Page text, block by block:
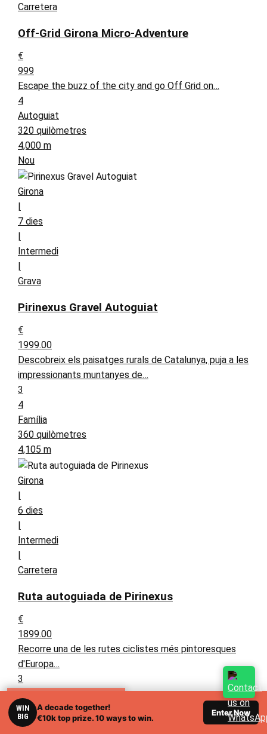
RELATED TOURS
Carretera
Off-Grid Girona Micro-Adventure
€
999
Escape the buzz of the city and go Off Grid on…
4
Autoguiat
320 quilòmetres
4,000 m
Nou
Girona
|
7 dies
|
Intermedi
|
Grava
Pirinexus Gravel Autoguiat
€
1999.00
Descobreix els paisatges rurals de Catalunya, puja a les
impressionants muntanyes de…
3
4
Família
360 quilòmetres
4,105 m
Girona
|
6 dies
|
Intermedi
|
Carretera
Ruta autoguiada de Pirinexus
€
1899.00
Recorre una de les rutes ciclistes més pintoresques
d'Europa…
3
Autoguiat
343 quilòmetres
WIN
BIG
A decade together!
€10k top prize. 10 ways to win.
Enter Now